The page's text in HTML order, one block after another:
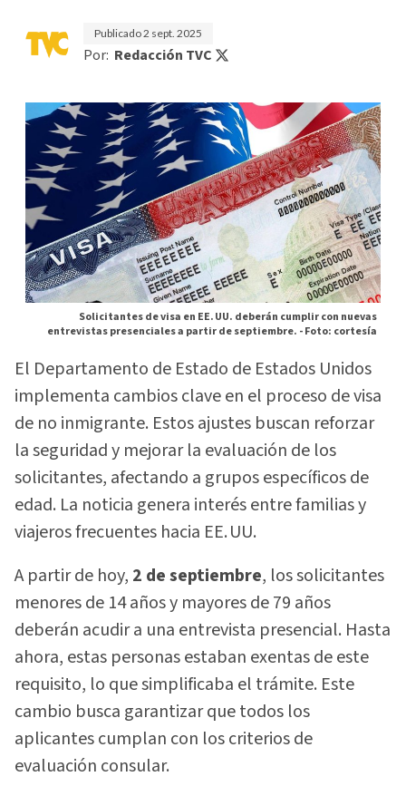
Publicado2 sept. 2025
Por: Redacción TVC
Solicitantes de visa en EE. UU. deberán cumplir con nuevas
entrevistas presenciales a partir de septiembre. -Foto: cortesía
El Departamento de Estado de Estados Unidos
implementa cambios clave en el proceso de visa
de no inmigrante. Estos ajustes buscan reforzar
la seguridad y mejorar la evaluación de los
solicitantes, afectando a grupos específicos de
edad. La noticia genera interés entre familias y
viajeros frecuentes hacia EE. UU.
A partir de hoy, 2 de septiembre, los solicitantes
menores de 14 años y mayores de 79 años
deberán acudir a una entrevista presencial. Hasta
ahora, estas personas estaban exentas de este
requisito, lo que simplificaba el trámite. Este
cambio busca garantizar que todos los
aplicantes cumplan con los criterios de
evaluación consular.